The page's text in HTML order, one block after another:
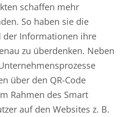
schaffen mehr
So haben sie die
der Informationen ihre
zu überdenken. Neben
über den QR-Code
Rahmen des Smart
auf den Websites z. B.